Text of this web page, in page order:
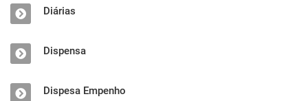
Diárias
Dispensa
Dispesa Empenho